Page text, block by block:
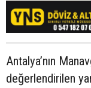
Antalya’nın
değerlendirilen